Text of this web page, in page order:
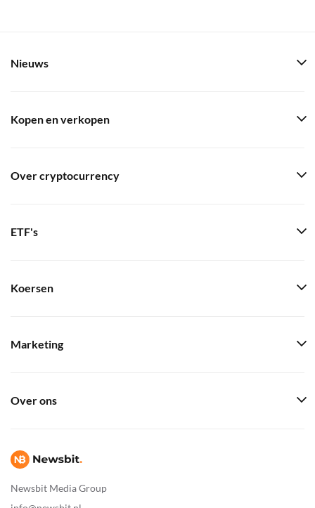
Newsbit Media Group
Nieuws
Kopen en verkopen
Over cryptocurrency
ETF's
Koersen
Marketing
Over ons